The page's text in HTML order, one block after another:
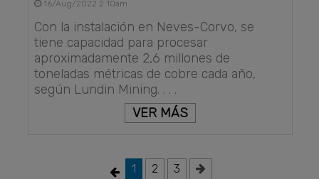
16/Aug/2022 2:10am
Con la instalación en Neves-Corvo, se
tiene capacidad para procesar
aproximadamente 2,6 millones de
toneladas métricas de cobre cada año,
según Lundin Mining. . . .
VER MÁS
1 2 3